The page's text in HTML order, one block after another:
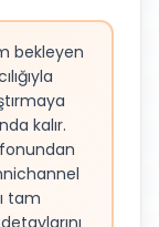
bekleyen
kalır.
tam